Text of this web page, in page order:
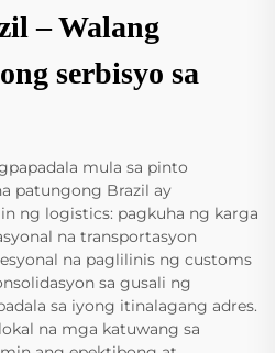
– Walang
serbisyo sa
mula sa pinto
patungong Brazil ay
ng logistics: pagkuha ng karga
na transportasyon
na paglilinis ng customs
sa gusali ng
sa iyong itinalagang adres.
na mga katuwang sa